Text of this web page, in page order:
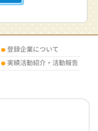
登録企業について
実績活動紹介・活動報告